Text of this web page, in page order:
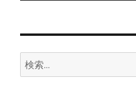
ン
検
索: